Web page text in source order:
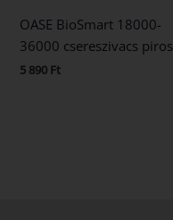
OASE BioSmart 18000-
36000 csereszivacs piros
5 890 Ft